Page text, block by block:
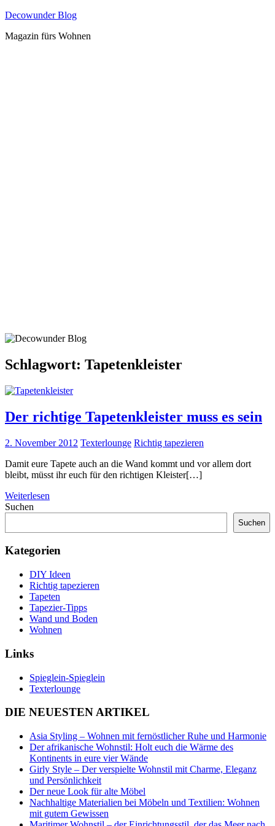
Zum
springen
Decowunder Blog
Magazin fürs Wohnen
Schlagwort: Tapetenkleister
Der richtige Tapetenkleister muss es sein
2. November 2012 Texterlounge Richtig tapezieren
Damit eure Tapete auch an die Wand kommt und vor allem dort
bleibt, müsst ihr euch für den richtigen Kleister[…]
Weiterlesen
Suchen
Suchen
Kategorien
DIY Ideen
Richtig tapezieren
Tapeten
Tapezier-Tipps
Wand und Boden
Wohnen
Links
Spieglein-Spieglein
Texterlounge
DIE NEUESTEN ARTIKEL
Asia Styling – Wohnen mit fernöstlicher Ruhe und Harmonie
Der afrikanische Wohnstil: Holt euch die Wärme des
Kontinents in eure vier Wände
Girly Style – Der verspielte Wohnstil mit Charme, Eleganz
und Persönlichkeit
Der neue Look für alte Möbel
Nachhaltige Materialien bei Möbeln und Textilien: Wohnen
mit gutem Gewissen